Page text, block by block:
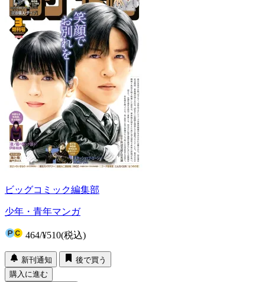
ビッグコミック編集部
少年・青年マンガ
464/¥510(税込)
新刊通知
後で買う
購入に進む